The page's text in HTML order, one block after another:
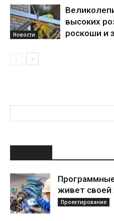
Новости
высоких
роскоши и
живет
Проектирование